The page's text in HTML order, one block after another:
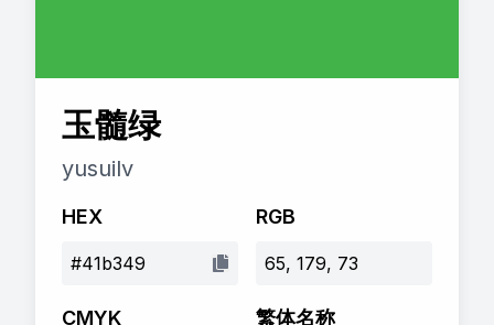
玉髓绿
yusuilv
HEX
#41b349
RGB
65, 179, 73
CMYK 繁体名称